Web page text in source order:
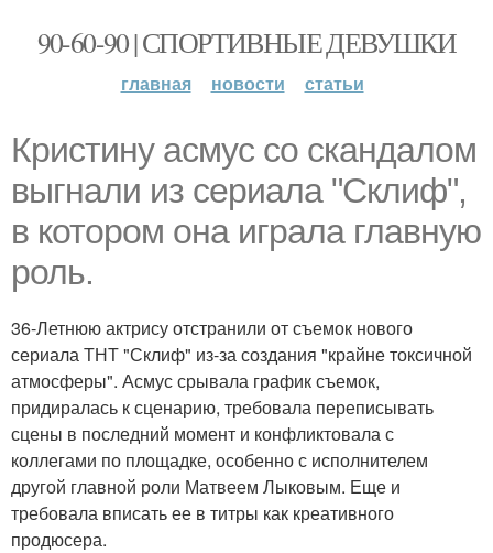
90-60-90 | СПОРТИВНЫЕ ДЕВУШКИ
главная новости статьи
Кристину асмус со скандалом
выгнали из сериала "Склиф",
в котором она играла главную
роль.
36-Летнюю актрису отстранили от съемок нового
сериала ТНТ "Склиф" из-за создания "крайне токсичной
атмосферы". Асмус срывала график съемок,
придиралась к сценарию, требовала переписывать
сцены в последний момент и конфликтовала с
коллегами по площадке, особенно с исполнителем
другой главной роли Матвеем Лыковым. Еще и
требовала вписать ее в титры как креативного
продюсера.